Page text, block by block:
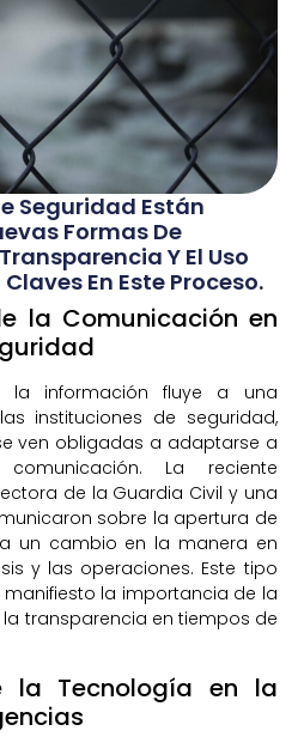
Seguridad Están
Formas De
Y El Uso
En Este Proceso.
la Comunicación en
la información fluye a una
instituciones de seguridad,
ven obligadas a adaptarse a
La reciente
de la Guardia Civil y una
sobre la apertura de
un cambio en la manera en
y las operaciones. Este tipo
la importancia de la
transparencia en tiempos de
la Tecnología en la